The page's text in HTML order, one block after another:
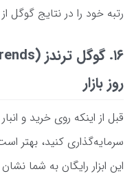
رتبه خود را در نتایج
روز بازار
قبل از اینکه روی خرید و
سرمایه‌گذاری کنید، بهتر
این ابزار رایگان به شما